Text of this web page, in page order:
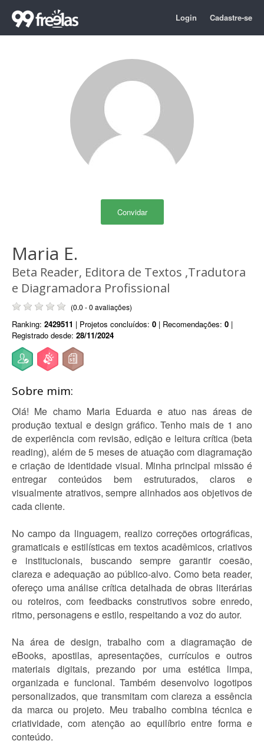
Login Cadastre-se
Convidar
Maria E.
Beta Reader, Editora de Textos ,Tradutora
e Diagramadora Profissional
(0.0 - 0 avaliações)
Ranking: 2429511 | Projetos concluídos: 0 | Recomendações: 0 |
Registrado desde: 28/11/2024
Sobre mim:
Olá! Me chamo Maria Eduarda e atuo nas áreas de
produção textual e design gráfico. Tenho mais de 1 ano
de experiência com revisão, edição e leitura crítica (beta
reading), além de 5 meses de atuação com diagramação
e criação de identidade visual. Minha principal missão é
entregar conteúdos bem estruturados, claros e
visualmente atrativos, sempre alinhados aos objetivos de
cada cliente.
No campo da linguagem, realizo correções ortográficas,
gramaticais e estilísticas em textos acadêmicos, criativos
e institucionais, buscando sempre garantir coesão,
clareza e adequação ao público-alvo. Como beta reader,
ofereço uma análise crítica detalhada de obras literárias
ou roteiros, com feedbacks construtivos sobre enredo,
ritmo, personagens e estilo, respeitando a voz do autor.
Na área de design, trabalho com a diagramação de
eBooks, apostilas, apresentações, currículos e outros
materiais digitais, prezando por uma estética limpa,
organizada e funcional. Também desenvolvo logotipos
personalizados, que transmitam com clareza a essência
da marca ou projeto. Meu trabalho combina técnica e
criatividade, com atenção ao equilíbrio entre forma e
conteúdo.